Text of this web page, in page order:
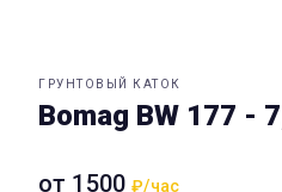
ГРУНТОВЫЙ КАТОК
Bomag BW 177 -
от 1500₽/час